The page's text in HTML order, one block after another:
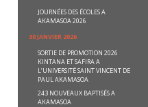
JOURNÉES DES ÉCOLES A
AKAMASOA 2026
30 JANVIER 2026
SORTIE DE PROMOTION 2026
KINTANA ET SAFIRA A
L’UNIVERSITÉ SAINT VINCENT DE
PAUL AKAMASOA
243 NOUVEAUX BAPTISÉS A
AKAMASOA